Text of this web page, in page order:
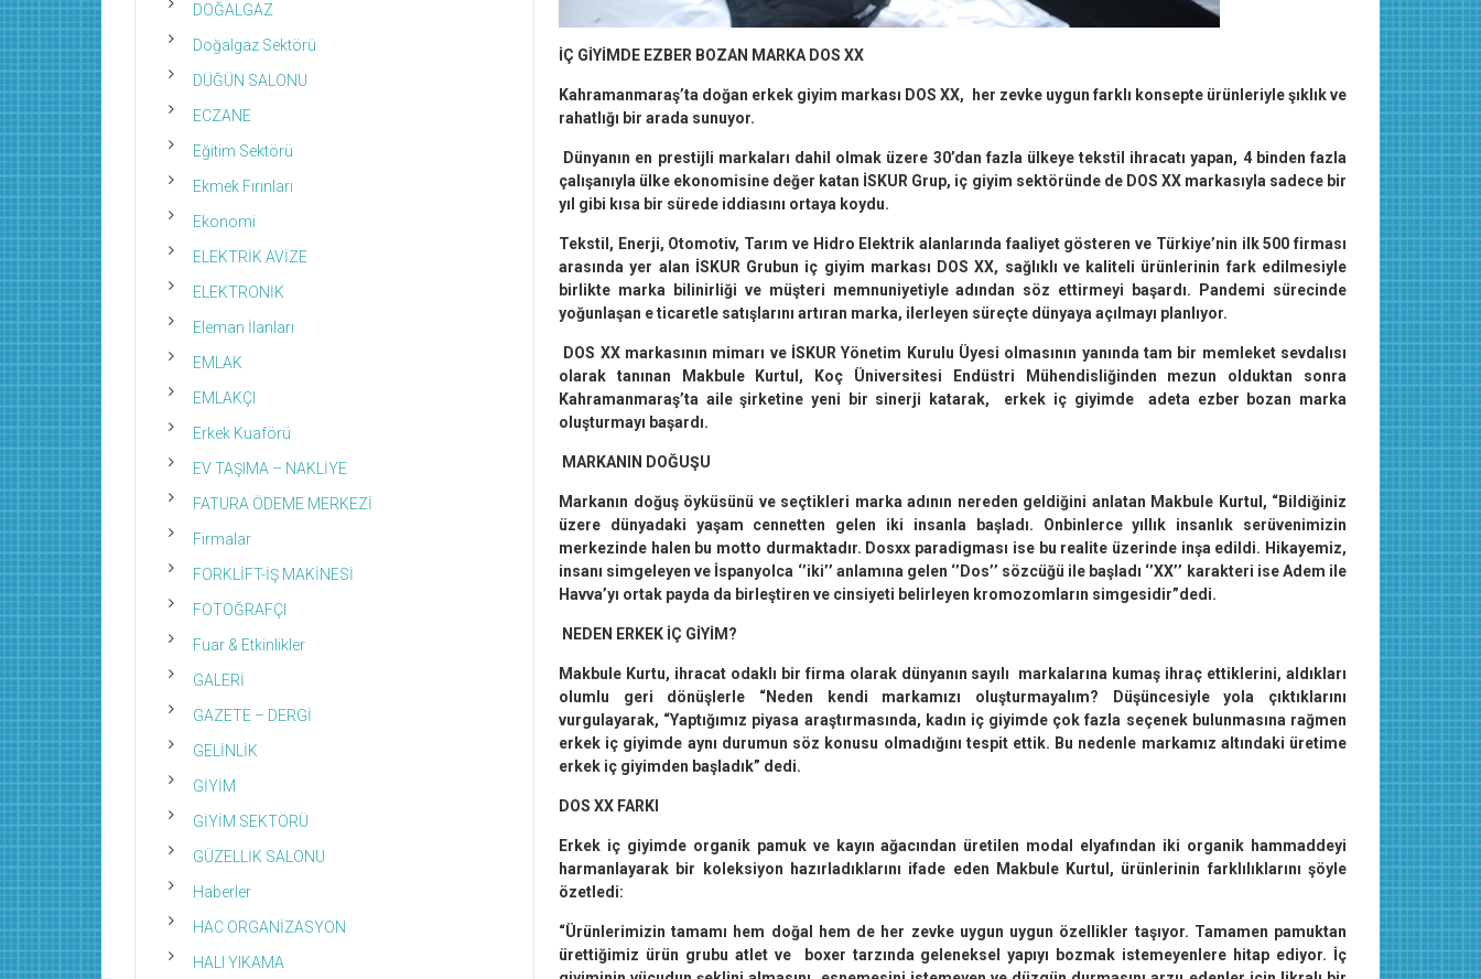
İÇ GİYİMDE EZBER BOZAN MARKA DOS XX
Kahramanmaraş’ta doğan erkek giyim markası DOS XX, her zevke uygun farklı konsepte ürünleriyle şıklık ve
rahatlığı bir arada sunuyor.
Dünyanın en prestijli markaları dahil olmak üzere 30’dan fazla ülkeye tekstil ihracatı yapan, 4 binden fazla
çalışanıyla ülke ekonomisine değer katan İSKUR Grup, iç giyim sektöründe de DOS XX markasıyla sadece bir
yıl gibi kısa bir sürede iddiasını ortaya koydu.
Tekstil, Enerji, Otomotiv, Tarım ve Hidro Elektrik alanlarında faaliyet gösteren ve Türkiye’nin ilk 500 firması
arasında yer alan İSKUR Grubun iç giyim markası DOS XX, sağlıklı ve kaliteli ürünlerinin fark edilmesiyle
birlikte marka bilinirliği ve müşteri memnuniyetiyle adından söz ettirmeyi başardı. Pandemi sürecinde
yoğunlaşan e ticaretle satışlarını artıran marka, ilerleyen süreçte dünyaya açılmayı planlıyor.
DOS XX markasının mimarı ve İSKUR Yönetim Kurulu Üyesi olmasının yanında tam bir memleket sevdalısı
olarak tanınan Makbule Kurtul, Koç Üniversitesi Endüstri Mühendisliğinden mezun olduktan sonra
Kahramanmaraş’ta aile şirketine yeni bir sinerji katarak, erkek iç giyimde adeta ezber bozan marka
oluşturmayı başardı.
MARKANIN DOĞUŞU
Markanın doğuş öyküsünü ve seçtikleri marka adının nereden geldiğini anlatan Makbule Kurtul, “Bildiğiniz
üzere dünyadaki yaşam cennetten gelen iki insanla başladı. Onbinlerce yıllık insanlık serüvenimizin
merkezinde halen bu motto durmaktadır. Dosxx paradigması ise bu realite üzerinde inşa edildi. Hikayemiz,
insanı simgeleyen ve İspanyolca ‘’iki’’ anlamına gelen ‘’Dos’’ sözcüğü ile başladı ‘’XX’’ karakteri ise Adem ile
Havva’yı ortak payda da birleştiren ve cinsiyeti belirleyen kromozomların simgesidir”dedi.
NEDEN ERKEK İÇ GİYİM?
Makbule Kurtu, ihracat odaklı bir firma olarak dünyanın sayılı markalarına kumaş ihraç ettiklerini, aldıkları
olumlu geri dönüşlerle “Neden kendi markamızı oluşturmayalım? Düşüncesiyle yola çıktıklarını
vurgulayarak, “Yaptığımız piyasa araştırmasında, kadın iç giyimde çok fazla seçenek bulunmasına rağmen
erkek iç giyimde aynı durumun söz konusu olmadığını tespit ettik. Bu nedenle markamız altındaki üretime
erkek iç giyimden başladık” dedi.
DOS XX FARKI
Erkek iç giyimde organik pamuk ve kayın ağacından üretilen modal elyafından iki organik hammaddeyi
harmanlayarak bir koleksiyon hazırladıklarını ifade eden Makbule Kurtul, ürünlerinin farklılıklarını şöyle
özetledi:
“Ürünlerimizin tamamı hem doğal hem de her zevke uygun uygun özellikler taşıyor. Tamamen pamuktan
ürettiğimiz ürün grubu atlet ve boxer tarzında geleneksel yapıyı bozmak istemeyenlere hitap ediyor. İç
DOĞALGAZ
Doğalgaz Sektörü
DÜĞÜN SALONU
ECZANE
Eğitim Sektörü
Ekmek Fırınları
Ekonomi
ELEKTRİK AVİZE
ELEKTRONİK
Eleman İlanları
EMLAK
EMLAKÇI
Erkek Kuaförü
EV TAŞIMA – NAKLİYE
FATURA ÖDEME MERKEZİ
Firmalar
FORKLİFT-İŞ MAKİNESİ
FOTOĞRAFÇI
Fuar & Etkinlikler
GALERİ
GAZETE – DERGİ
GELİNLİK
GİYİM
GİYİM SEKTÖRÜ
GÜZELLİK SALONU
Haberler
HAC ORGANİZASYON
HALI YIKAMA